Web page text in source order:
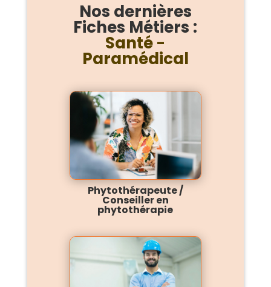
Nos dernières
Fiches Métiers :
Santé -
Paramédical
Phytothérapeute /
Conseiller en
phytothérapie